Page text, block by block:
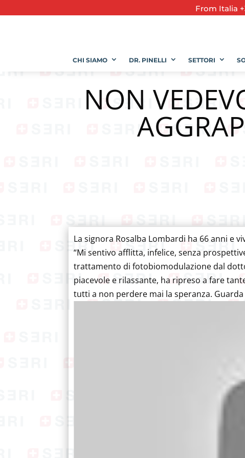
From Italia
CHI SIAMO DR. PINELLI SETTORI
NON
La signora Rosalba Lombardi ha 66 anni e
“Mi sentivo afflitta, infelice, senza
trattamento di fotobiomodulazione dal
piacevole e rilassante, ha ripreso a fare
tutti a non perdere mai la speranza.